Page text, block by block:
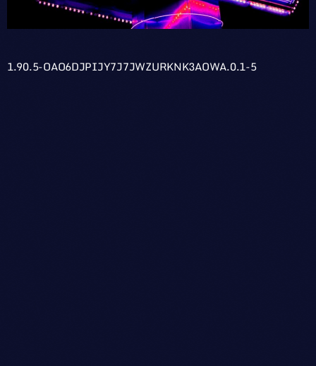
1.90.5-OAO6DJPIJY7J7JWZURKNK3AOWA.0.1-5